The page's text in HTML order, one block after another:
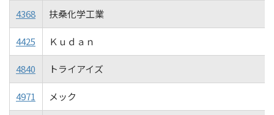
4368 扶桑化学工業
4425 Ｋｕｄａｎ
4840 トライアイズ
4971 メック